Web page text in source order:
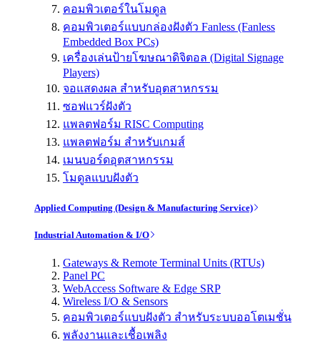
คอมพิวเตอร์ในโมดูล
คอมพิวเตอร์แบบกล่องฝังตัว Fanless (Fanless
Embedded Box PCs)
เครื่องเล่นป้ายโฆษณาดิจิตอล (Digital Signage
Players)
จอแสดงผล สำหรับอุตสาหกรรม
ซอฟแวร์ฝังตัว
แพลตฟอร์ม RISC Computing
แพลตฟอร์ม สำหรับเกมส์
เมนบอร์ดอุตสาหกรรม
โมดูลแบบฝังตัว
Applied Computing (Design & Manufacturing Service)
Industrial Automation & I/O
Gateways & Remote Terminal Units (RTUs)
Panel PC
WebAccess Software & Edge SRP
Wireless I/O & Sensors
คอมพิวเตอร์แบบฝังตัว สำหรับระบบออโตเมชั่น
พลังงานและเชื้อเพลิง